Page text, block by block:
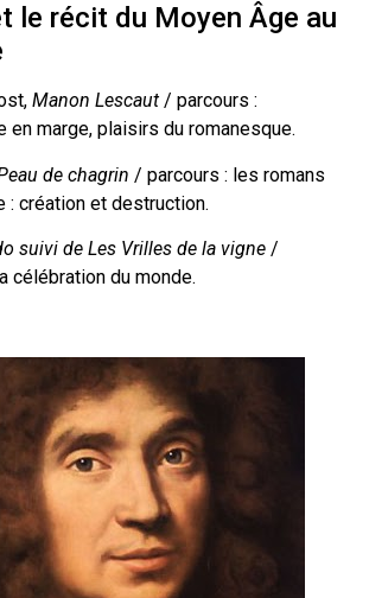
le récit du Moyen Âge au
Manon Lescaut / parcours :
en marge, plaisirs du romanesque.
de chagrin / parcours : les romans
: création et destruction.
suivi de Les Vrilles de la vigne /
célébration du monde.